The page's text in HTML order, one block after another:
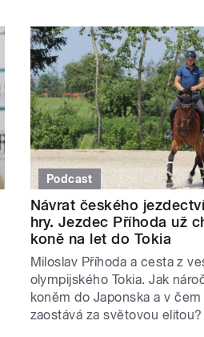
Podcast
Návrat českého
hry. Jezdec Příhoda už
koně na let do Tokia
Miloslav Příhoda a cesta z
olympijského Tokia. Jak
koněm do Japonska a v
zaostává za světovou elitou?